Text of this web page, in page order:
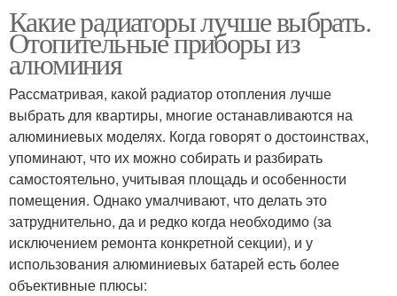
Какие радиаторы лучше выбрать.
Отопительные приборы из
алюминия
Рассматривая, какой радиатор отопления лучше
выбрать для квартиры, многие останавливаются на
алюминиевых моделях. Когда говорят о достоинствах,
упоминают, что их можно собирать и разбирать
самостоятельно, учитывая площадь и особенности
помещения. Однако умалчивают, что делать это
затруднительно, да и редко когда необходимо (за
исключением ремонта конкретной секции), и у
использования алюминиевых батарей есть более
объективные плюсы: